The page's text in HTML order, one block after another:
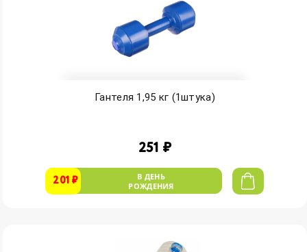
Гантеля 1,95 кг (1штука)
251 ₽
201 ₽
В ДЕНЬ
РОЖДЕНИЯ